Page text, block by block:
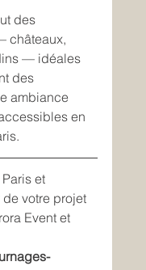
des
châteaux,
— idéales
des
ambiance
en
et
votre projet
Event et